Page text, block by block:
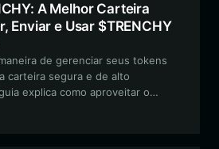
A Melhor Carteira
Enviar e Usar $TRENCHY
de gerenciar seus tokens
carteira segura e de alto
explica como aproveitar o
negociação de meme coins,